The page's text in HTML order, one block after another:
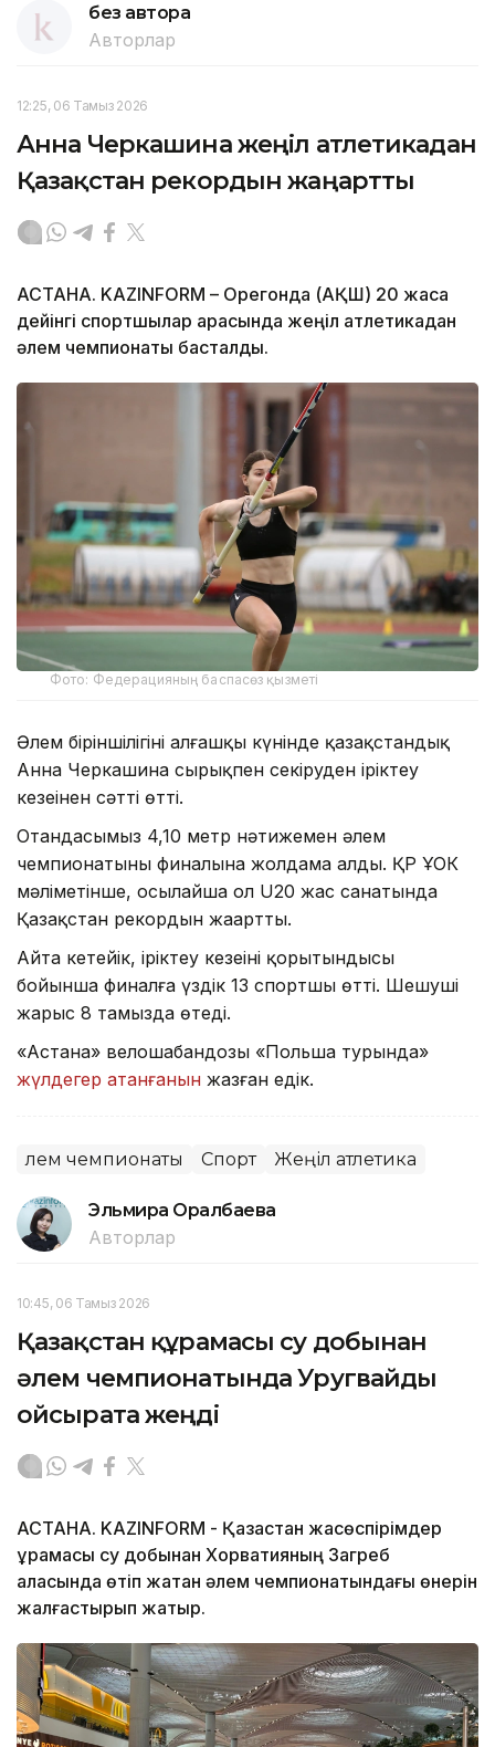
без автора
Авторлар
12:25, 06 Тамыз 2026
Анна Черкашина жеңіл атлетикадан
Қазақстан рекордын жаңартты
АСТАНА. KAZINFORM – Орегонда (АҚШ) 20 жасқа
дейінгі спортшылар арасында жеңіл атлетикадан
әлем чемпионаты басталды.
Фото: Федерацияның баспасөз қызметі
Әлем біріншілігінің алғашқы күнінде қазақстандық
Анна Черкашина сырықпен секіруден іріктеу
кезеңінен сәтті өтті.
Отандасымыз 4,10 метр нәтижемен әлем
чемпионатының финалына жолдама алды. ҚР ҰОК
мәліметінше, осылайша ол U20 жас санатында
Қазақстан рекордын жаңартты.
Айта кетейік, іріктеу кезеңінің қорытындысы
бойынша финалға үздік 13 спортшы өтті. Шешуші
жарыс 8 тамызда өтеді.
«Астана» велошабандозы «Польша турында»
жүлдегер атанғанын жазған едік.
Әлем чемпионаты Спорт Жеңіл атлетика
Эльмира Оралбаева
Авторлар
10:45, 06 Тамыз 2026
Қазақстан құрамасы су добынан
әлем чемпионатында Уругвайды
ойсырата жеңді
АСТАНА. KAZINFORM - Қазақстан жасөспірімдер
құрамасы су добынан Хорватияның Загреб
қаласында өтіп жатқан әлем чемпионатындағы өнерін
жалғастырып жатыр.